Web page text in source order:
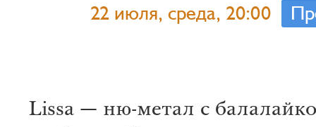
22 июля, среда, 20:00
Lissa — ню-метал с